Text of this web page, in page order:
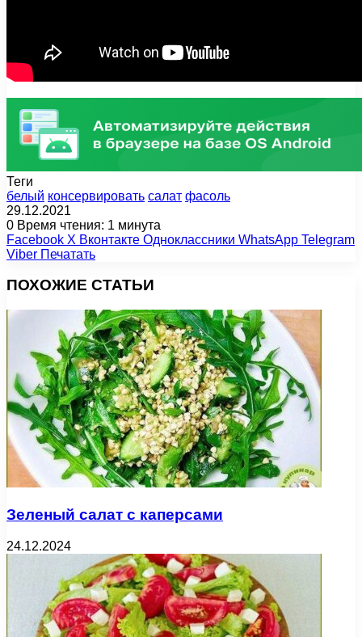
Теги
белый консервировать салат фасоль
29.12.2021
0 Время чтения: 1 минута
Facebook X Вконтакте Одноклассники WhatsApp Telegram
Viber Печатать
ПОХОЖИЕ СТАТЬИ
Зеленый салат с каперсами
24.12.2024